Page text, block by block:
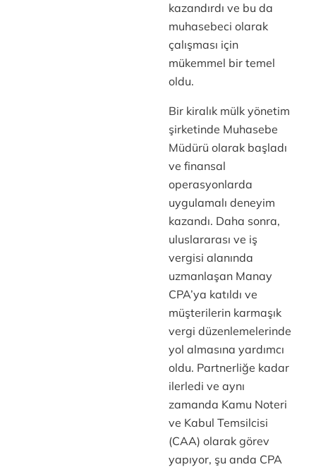
kazandırdı ve bu da
muhasebeci olarak
çalışması için
mükemmel bir temel
oldu.
Bir kiralık mülk yönetim
şirketinde Muhasebe
Müdürü olarak başladı
ve finansal
operasyonlarda
uygulamalı deneyim
kazandı. Daha sonra,
uluslararası ve iş
vergisi alanında
uzmanlaşan Manay
CPA’ya katıldı ve
müşterilerin karmaşık
vergi düzenlemelerinde
yol almasına yardımcı
oldu. Partnerliğe kadar
ilerledi ve aynı
zamanda Kamu Noteri
ve Kabul Temsilcisi
(CAA) olarak görev
yapıyor, şu anda CPA